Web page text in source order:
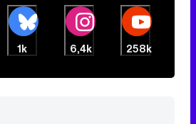
1k 6,4k 258k